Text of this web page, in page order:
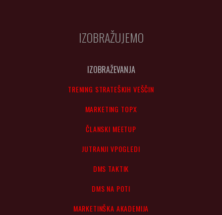
IZOBRAŽUJEMO
IZOBRAŽEVANJA
TRENING STRATEŠKIH VEŠČIN
MARKETING TOPX
ČLANSKI MEETUP
JUTRANJI VPOGLEDI
DMS TAKTIK
DMS NA POTI
MARKETINŠKA AKADEMIJA